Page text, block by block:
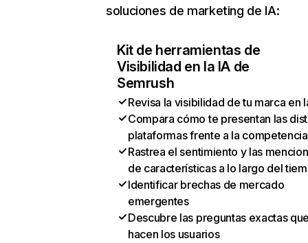
soluciones de marketing de IA:
Kit de herramientas de
Visibilidad en la IA de
Semrush
Revisa la visibilidad de tu marca en
Compara cómo te presentan las
plataformas frente a la competencia
Rastrea el sentimiento y las
de características a lo largo del
Identificar brechas de mercado
emergentes
Descubre las preguntas exactas
hacen los usuarios